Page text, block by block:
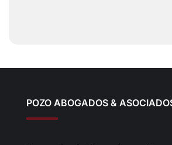
POZO ABOGADOS &